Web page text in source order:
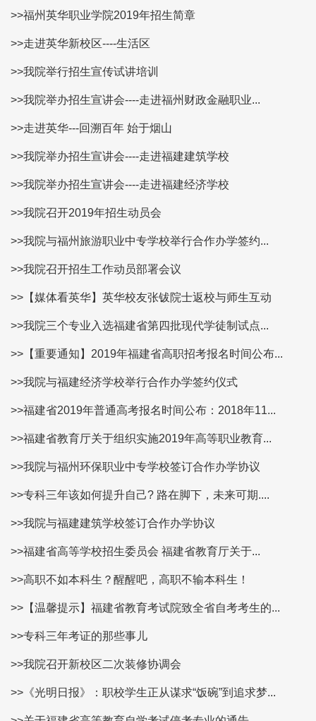
>>福州英华职业学院2019年招生简章
>>走进英华新校区----生活区
>>我院举行招生宣传试讲培训
>>我院举办招生宣讲会----走进福州财政金融职业...
>>走进英华---回溯百年 始于烟山
>>我院举办招生宣讲会----走进福建建筑学校
>>我院举办招生宣讲会----走进福建经济学校
>>我院召开2019年招生动员会
>>我院与福州旅游职业中专学校举行合作办学签约...
>>我院召开招生工作动员部署会议
>>【媒体看英华】英华校友张钹院士返校与师生互动
>>我院三个专业入选福建省第四批现代学徒制试点...
>>【重要通知】2019年福建省高职招考报名时间公布...
>>我院与福建经济学校举行合作办学签约仪式
>>福建省2019年普通高考报名时间公布：2018年11...
>>福建省教育厅关于组织实施2019年高等职业教育...
>>我院与福州环保职业中专学校签订合作办学协议
>>专科三年该如何提升自己? 路在脚下，未来可期....
>>我院与福建建筑学校签订合作办学协议
>>福建省高等学校招生委员会 福建省教育厅关于...
>>高职不如本科生？醒醒吧，高职不输本科生！
>>【温馨提示】福建省教育考试院致全省自考考生的...
>>专科三年考证的那些事儿
>>我院召开新校区二次装修协调会
>>《光明日报》：职校学生正从谋求“饭碗”到追求梦...